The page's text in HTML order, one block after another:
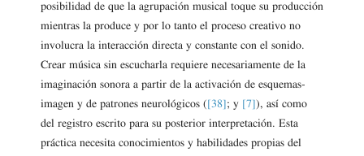
posibilidad de que la agrupación musical toque su producción
mientras la produce y por lo tanto el proceso creativo no
involucra la interacción directa y constante con el sonido.
Crear música sin escucharla requiere necesariamente de la
imaginación sonora a partir de la activación de esquemas-
imagen y de patrones neurológicos ( [38] ; y [7] ), así como
del registro escrito para su posterior interpretación. Esta
práctica necesita conocimientos y habilidades propias del